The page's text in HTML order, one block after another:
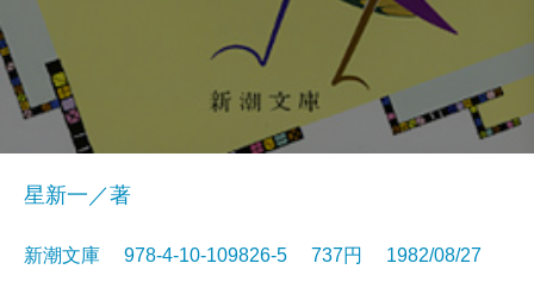
星新一／著
新潮文庫 978-4-10-109826-5 737円 1982/08/27